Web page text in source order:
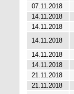
07.11.2018
14.11.2018
14.11.2018
14.11.2018
14.11.2018
14.11.2018
21.11.2018
21.11.2018